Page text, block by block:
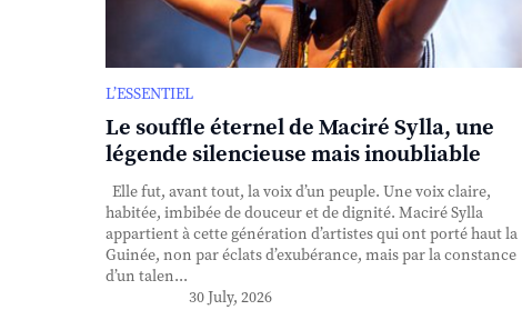
L’ESSENTIEL
Le souffle éternel de Maciré Sylla, une
légende silencieuse mais inoubliable
Elle fut, avant tout, la voix d’un peuple. Une voix claire,
habitée, imbibée de douceur et de dignité. Maciré Sylla
appartient à cette génération d’artistes qui ont porté haut la
Guinée, non par éclats d’exubérance, mais par la constance
d’un talen...
30 July, 2026